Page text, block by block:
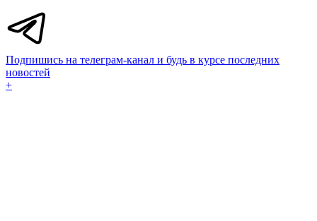
Подпишись на телеграм-канал и будь в курсе последних
новостей
+